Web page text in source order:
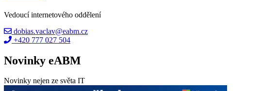
Vedoucí internetového oddělení
dobias.vaclav@eabm.cz
+420 777 027 504
Novinky eABM
Novinky nejen ze světa IT